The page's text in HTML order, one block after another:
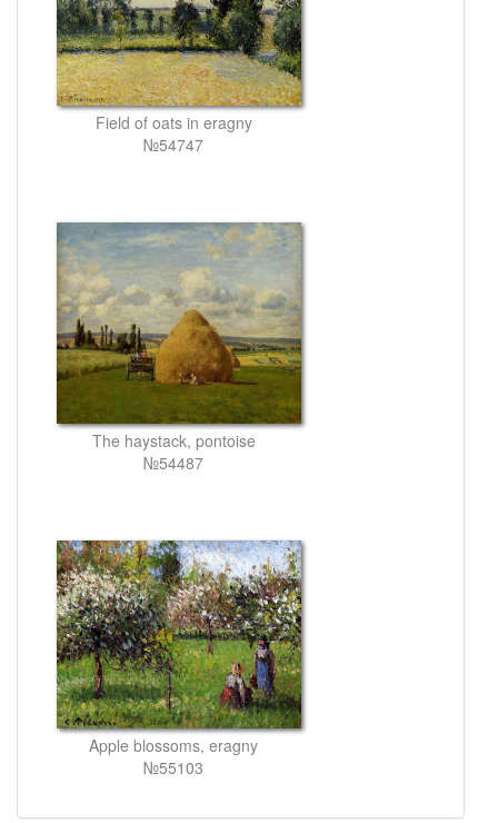
Field of oats in eragny
№54747
The haystack, pontoise
№54487
Apple blossoms, eragny
№55103